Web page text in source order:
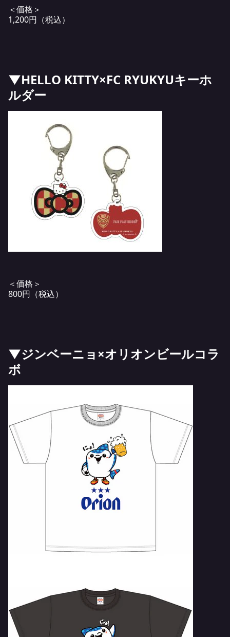
＜価格＞
1,200円（税込）
▼HELLO KITTY×FC RYUKYUキーホ
ルダー
＜価格＞
800円（税込）
▼ジンベーニョ×オリオンビールコラ
ボ